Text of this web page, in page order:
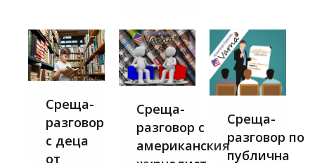
Среща-
разговор
с деца
от
Среща-
разговор с
американския
Среща-
разговор по
публична